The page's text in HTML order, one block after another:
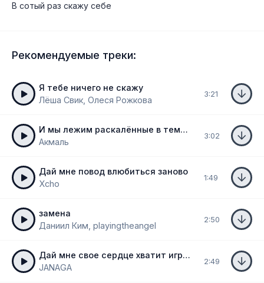
В сотый раз скажу себе
Рекомендуемые треки:
Я тебе ничего не скажу
Лёша Свик, Олеся Рожкова
3:21
И мы лежим раскалённые в темноте
Акмаль
3:02
Дай мне повод влюбиться заново
Xcho
1:49
замена
Даниил Ким, playingtheangel
2:50
Дай мне свое сердце хватит играть
JANAGA
2:49